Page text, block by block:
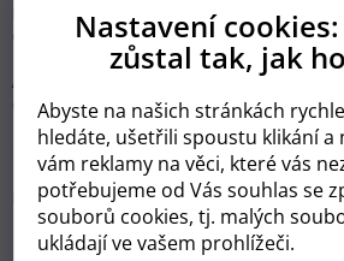
Nastavení
zůstal tak, jak
Abyste na našich stránkách
hledáte, ušetřili spoustu klikání a
vám reklamy na věci, které vás
potřebujeme od Vás souhlas se
souborů cookies, tj. malých
ukládají ve vašem prohlížeči.
Některé páry se mohou pokusit
ovuluje (uvolňuje vajíčko).
Ale nedělejte si starosti s načasováním,
cítíte ve stresu.
Problémy s plodností
Problémy s plodností může způsobit
hormonální (endokrinní) poruchy,